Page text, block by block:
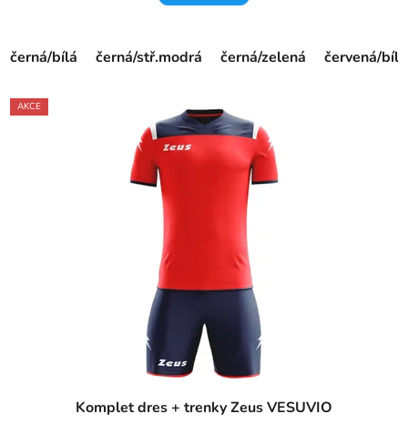
černá/bílá černá/stř.modrá černá/zelená červená/bílá
AKCE
Komplet dres + trenky Zeus VESUVIO